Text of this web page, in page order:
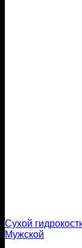
Сухой
Мужской